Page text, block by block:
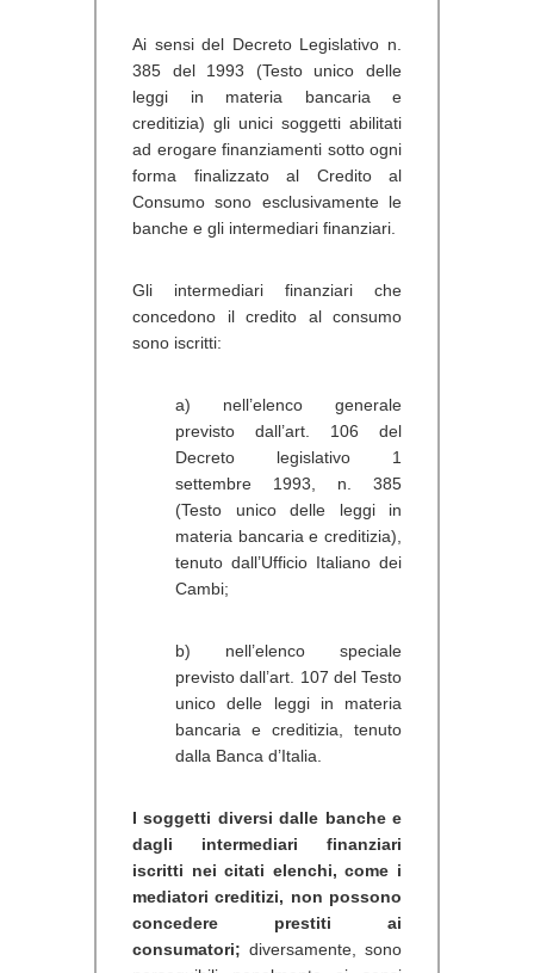
Ai sensi del Decreto Legislativo n.
385 del 1993 (Testo unico delle
leggi in materia bancaria e
creditizia) gli unici soggetti abilitati
ad erogare finanziamenti sotto ogni
forma finalizzato al Credito al
Consumo sono esclusivamente le
banche e gli intermediari finanziari
Gli intermediari finanziari che
concedono il credito al consumo
sono iscritti:
a) nell’elenco generale
previsto dall’art. 106 del
Decreto legislativo 1
settembre 1993, n. 385
(Testo unico delle leggi in
materia bancaria e creditizia),
tenuto dall’Ufficio Italiano dei
Cambi;
b) nell’elenco speciale
previsto dall’art. 107 del Testo
unico delle leggi in materia
bancaria e creditizia, tenuto
dalla Banca d’Italia.
I soggetti diversi dalle banche e
dagli intermediari finanziari
iscritti nei citati elenchi, come i
mediatori creditizi, non possono
concedere prestiti ai
consumatori; diversamente, sono